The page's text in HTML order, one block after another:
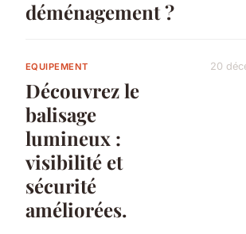
déménagement ?
EQUIPEMENT
Découvrez le
balisage
lumineux :
visibilité et
sécurité
améliorées.
20